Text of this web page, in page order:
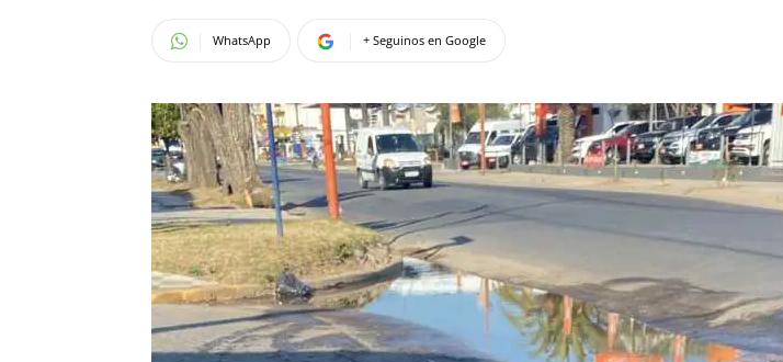
WhatsApp + Seguinos en Google